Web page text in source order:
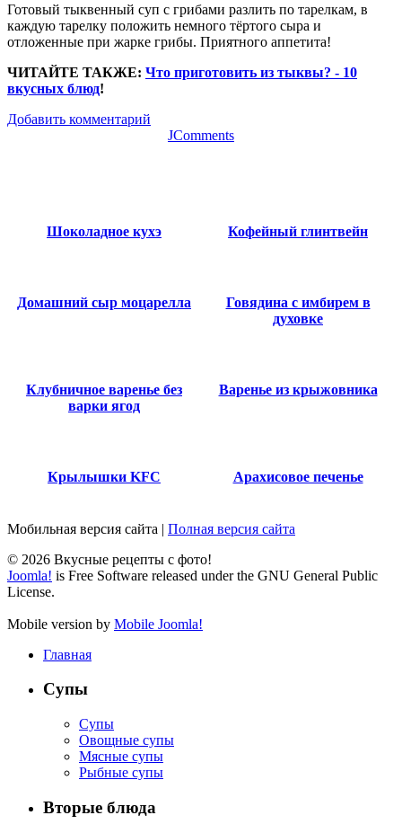
Готовый тыквенный суп с грибами разлить по тарелкам, в
каждую тарелку положить немного тёртого сыра и
отложенные при жарке грибы. Приятного аппетита!
ЧИТАЙТЕ ТАКЖЕ: Что приготовить из тыквы? - 10
вкусных блюд!
Добавить комментарий
JComments
Шоколадное кухэ Кофейный глинтвейн
Домашний сыр моцарелла
Говядина с имбирем в
духовке
Клубничное варенье без
варки ягод
Варенье из крыжовника
Крылышки KFC Арахисовое печенье
Мобильная версия сайта | Полная версия сайта
© 2026 Вкусные рецепты с фото!
Joomla! is Free Software released under the GNU General Public
License.
Mobile version by Mobile Joomla!
Главная
Супы
Супы
Овощные супы
Мясные супы
Рыбные супы
Вторые блюда